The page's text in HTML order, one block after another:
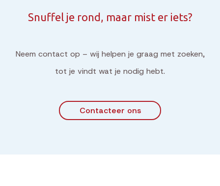
Snuffel je rond, maar mist er iets?
Neem contact op – wij helpen je graag met zoeken,
tot je vindt wat je nodig hebt.
Contacteer ons